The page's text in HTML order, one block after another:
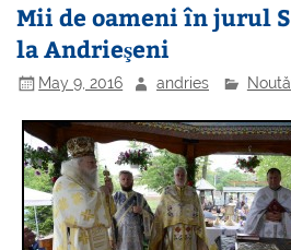
Mii de oameni în jurul
la Andrieşeni
May 9, 2016 andries